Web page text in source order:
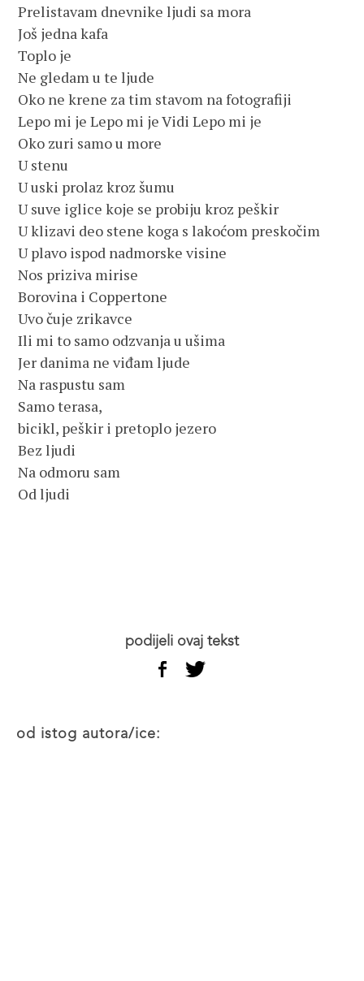
Prelistavam dnevnike ljudi sa mora
Još jedna kafa
Toplo je
Ne gledam u te ljude
Oko ne krene za tim stavom na fotografiji
Lepo mi je Lepo mi je Vidi Lepo mi je
Oko zuri samo u more
U stenu
U uski prolaz kroz šumu
U suve iglice koje se probiju kroz peškir
U klizavi deo stene koga s lakoćom preskočim
U plavo ispod nadmorske visine
Nos priziva mirise
Borovina i Coppertone
Uvo čuje zrikavce
Ili mi to samo odzvanja u ušima
Jer danima ne viđam ljude
Na raspustu sam
Samo terasa,
bicikl, peškir i pretoplo jezero
Bez ljudi
Na odmoru sam
Od ljudi
podijeli ovaj tekst
od istog autora/ice: